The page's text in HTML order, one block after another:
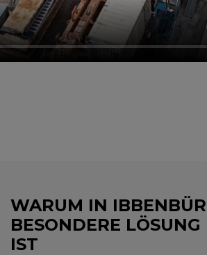
WARUM IN
BESONDERE LÖSUNG
IST